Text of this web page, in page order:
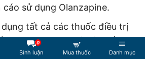
sử dụng Olanzapine.
tất cả các thuốc điều trị
Olanzapine khi có các dấu
an thần kinh ác tính
0
Bình luận Mua thuốc Danh mục